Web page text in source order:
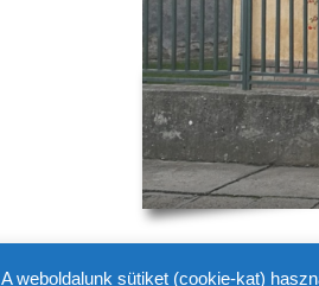
A weboldalunk sütiket (cookie-kat)